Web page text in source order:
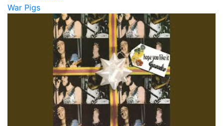
War Pigs